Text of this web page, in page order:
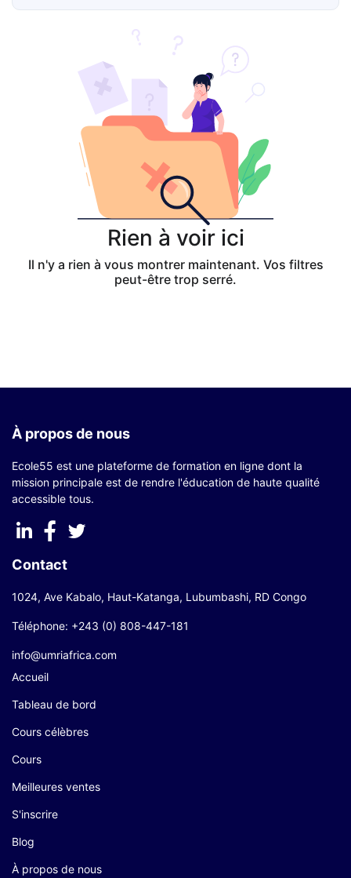
Rien à voir ici
Il n'y a rien à vous montrer maintenant. Vos filtres
peut-être trop serré.
À propos de nous
Ecole55 est une plateforme de formation en ligne dont la
mission principale est de rendre l'éducation de haute qualité
accessible tous.
Contact
1024, Ave Kabalo, Haut-Katanga, Lubumbashi, RD Congo
Téléphone: +243 (0) 808-447-181
info@umriafrica.com
Accueil
Tableau de bord
Cours célèbres
Cours
Meilleures ventes
S'inscrire
Blog
À propos de nous